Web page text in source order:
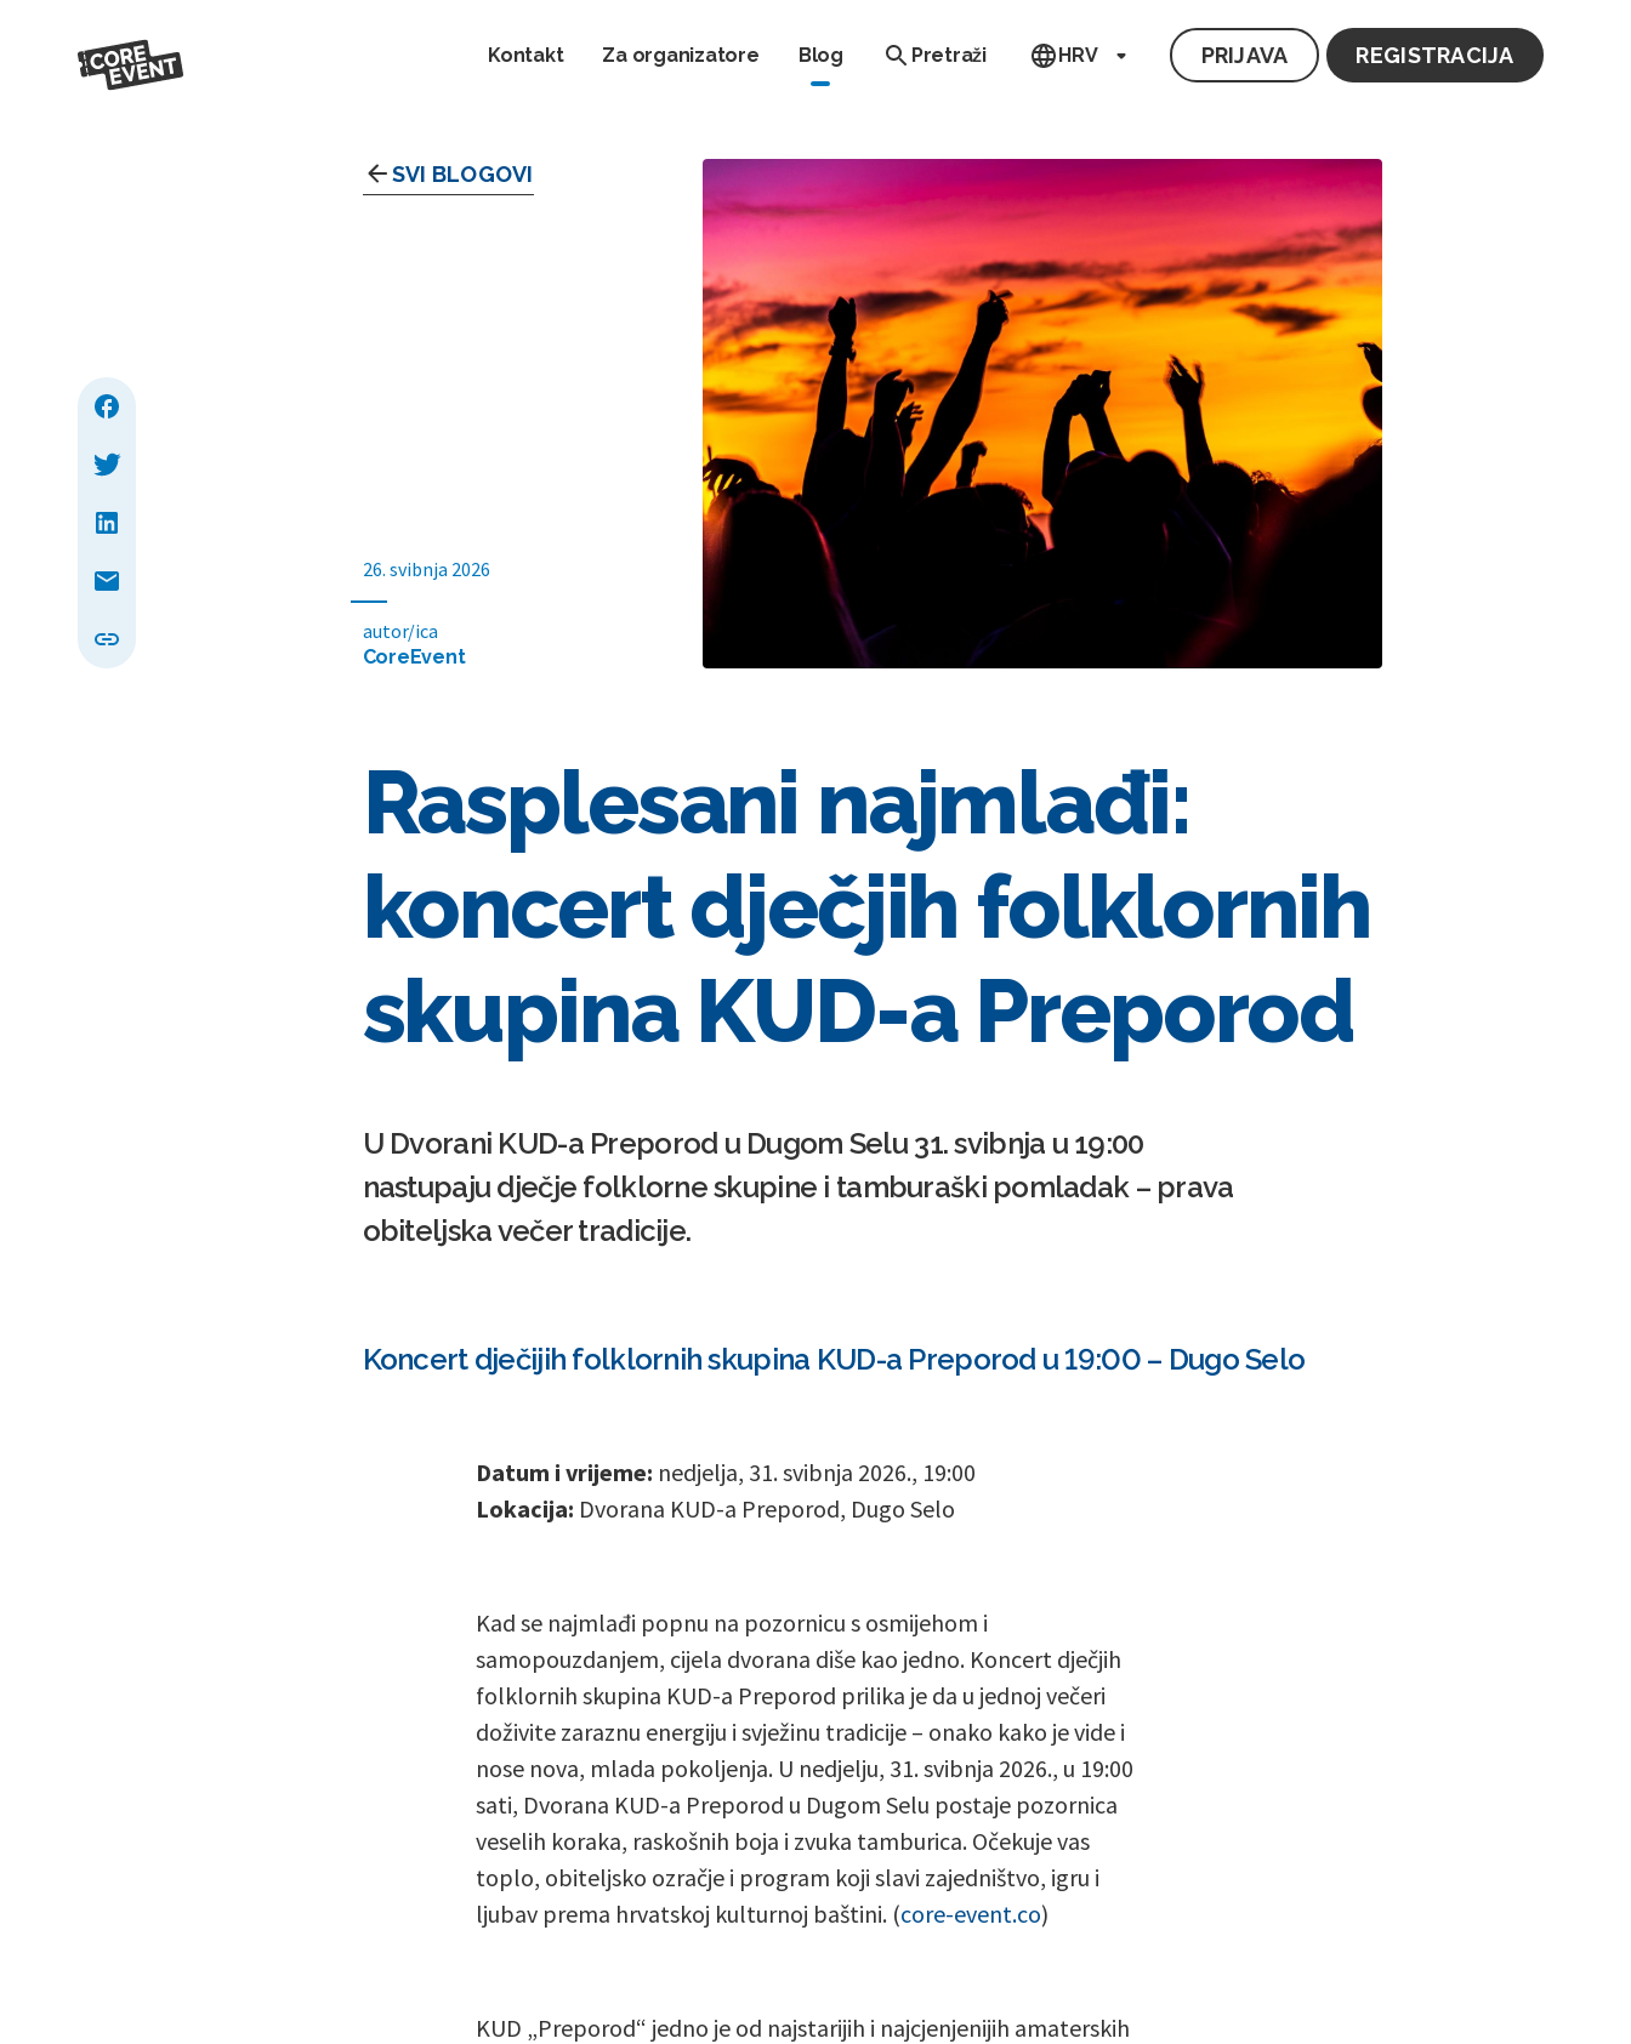
Kontakt Za organizatore Blog Pretraži HRV PRIJAVA REGISTRACIJA
SVI BLOGOVI
26. svibnja 2026
autor/ica
CoreEvent
Rasplesani najmlađi:
koncert dječjih folklornih
skupina KUD-a Preporod
U Dvorani KUD-a Preporod u Dugom Selu 31. svibnja u 19:00
nastupaju dječje folklorne skupine i tamburaški pomladak – prava
obiteljska večer tradicije.
Koncert dječijih folklornih skupina KUD-a Preporod u 19:00 – Dugo Selo
Datum i vrijeme: nedjelja, 31. svibnja 2026., 19:00
Lokacija: Dvorana KUD-a Preporod, Dugo Selo
Kad se najmlađi popnu na pozornicu s osmijehom i
samopouzdanjem, cijela dvorana diše kao jedno. Koncert dječjih
folklornih skupina KUD-a Preporod prilika je da u jednoj večeri
doživite zaraznu energiju i svježinu tradicije – onako kako je vide i
nose nova, mlada pokoljenja. U nedjelju, 31. svibnja 2026., u 19:00
sati, Dvorana KUD-a Preporod u Dugom Selu postaje pozornica
veselih koraka, raskošnih boja i zvuka tamburica. Očekuje vas
toplo, obiteljsko ozračje i program koji slavi zajedništvo, igru i
ljubav prema hrvatskoj kulturnoj baštini. (core-event.co)
KUD „Preporod“ jedno je od najstarijih i najcjenjenijih amaterskih